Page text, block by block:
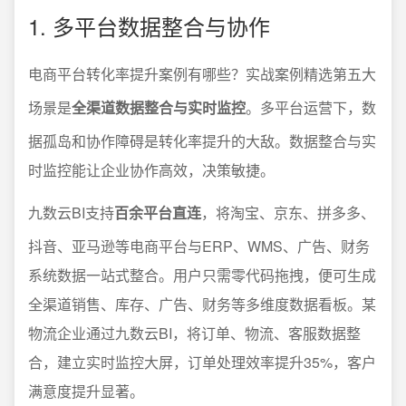
1. 多平台数据整合与协作
电商平台转化率提升案例有哪些？实战案例精选第五大
场景是全渠道数据整合与实时监控。多平台运营下，数
据孤岛和协作障碍是转化率提升的大敌。数据整合与实
时监控能让企业协作高效，决策敏捷。
九数云BI支持百余平台直连，将淘宝、京东、拼多多、
抖音、亚马逊等电商平台与ERP、WMS、广告、财务
系统数据一站式整合。用户只需零代码拖拽，便可生成
全渠道销售、库存、广告、财务等多维度数据看板。某
物流企业通过九数云BI，将订单、物流、客服数据整
合，建立实时监控大屏，订单处理效率提升35%，客户
满意度提升显著。